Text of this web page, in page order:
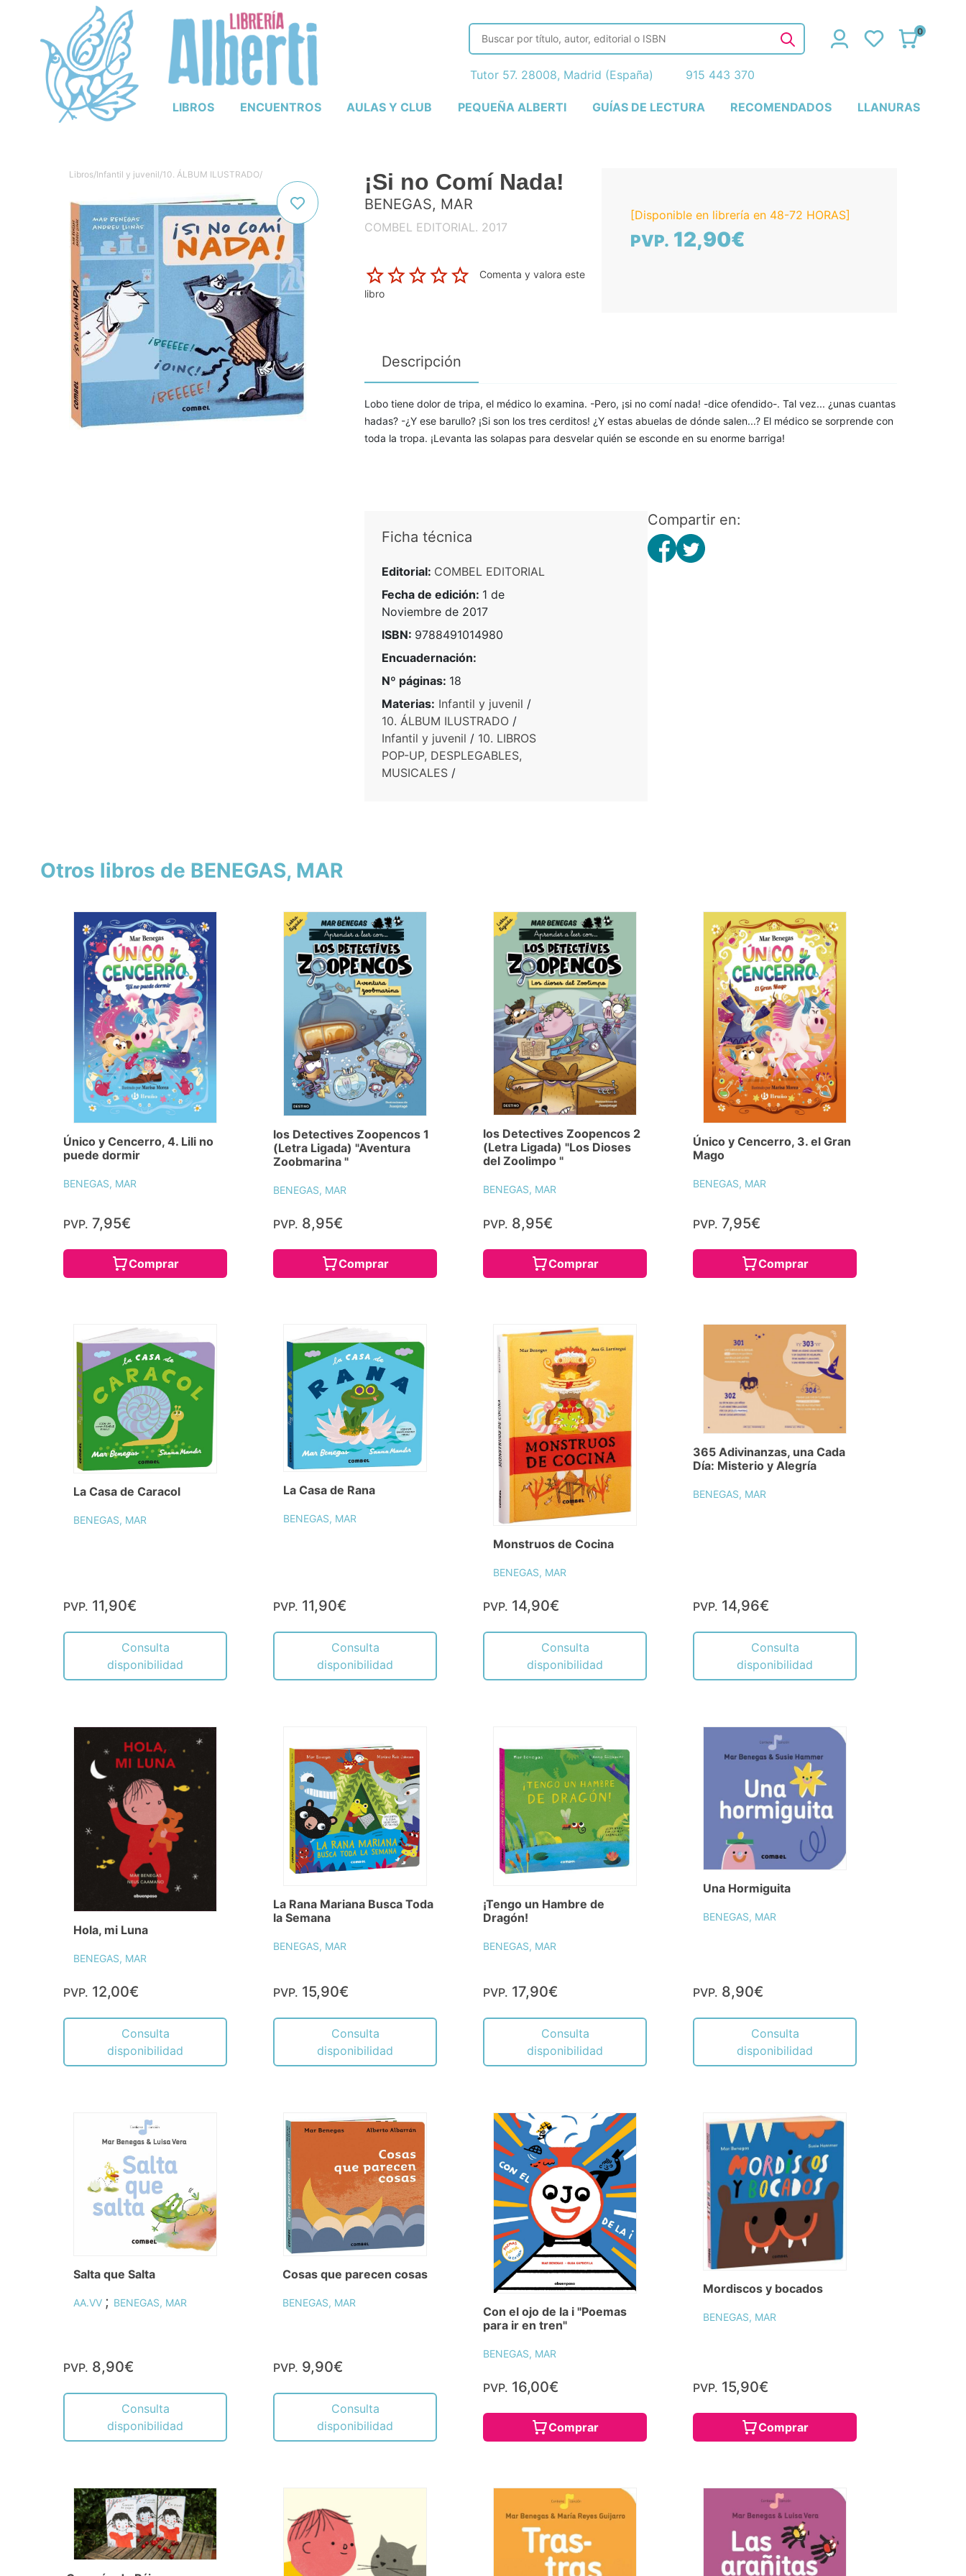
LIBROS ENCUENTROS AULAS Y CLUB PEQUEÑA ALBERTI GUÍAS DE LECTURA RECOMENDADOS LLANURAS
0
Tutor 57. 28008, Madrid (España) 915 443 370
Libros/Infantil y juvenil/10. ÁLBUM ILUSTRADO/ ¡Si no Comí Nada!
BENEGAS, MAR
COMBEL EDITORIAL. 2017
Comenta y valora este
libro
[Disponible en librería en 48-72 HORAS]
PVP. 12,90€
Descripción
Lobo tiene dolor de tripa, el médico lo examina. -Pero, ¡si no comí nada! -dice ofendido-. Tal vez... ¿unas cuantas
hadas? -¿Y ese barullo? ¡Si son los tres cerditos! ¿Y estas abuelas de dónde salen...? El médico se sorprende con
toda la tropa. ¡Levanta las solapas para desvelar quién se esconde en su enorme barriga!
Ficha técnica
Editorial: COMBEL EDITORIAL
Fecha de edición: 1 de
Noviembre de 2017
ISBN: 9788491014980
Encuadernación:
Nº páginas: 18
Materias: Infantil y juvenil /
10. ÁLBUM ILUSTRADO/
Infantil y juvenil / 10. LIBROS
POP-UP, DESPLEGABLES,
MUSICALES/
Compartir en:
Otros libros de BENEGAS, MAR
Único y Cencerro, 4. Lili no
puede dormir
BENEGAS, MAR
PVP. 7,95€
Comprar
los Detectives Zoopencos 1
(Letra Ligada) "Aventura
Zoobmarina "
BENEGAS, MAR
PVP. 8,95€
Comprar
los Detectives Zoopencos 2
(Letra Ligada) "Los Dioses
del Zoolimpo "
BENEGAS, MAR
PVP. 8,95€
Comprar
Único y Cencerro, 3. el Gran
Mago
BENEGAS, MAR
PVP. 7,95€
Comprar
La Casa de Caracol
BENEGAS, MAR
PVP. 11,90€
Consulta
disponibilidad
La Casa de Rana
BENEGAS, MAR
PVP. 11,90€
Consulta
disponibilidad
Monstruos de Cocina
BENEGAS, MAR
PVP. 14,90€
Consulta
disponibilidad
365 Adivinanzas, una Cada
Día: Misterio y Alegría
BENEGAS, MAR
PVP. 14,96€
Consulta
disponibilidad
Hola, mi Luna
BENEGAS, MAR
PVP. 12,00€
Consulta
disponibilidad
La Rana Mariana Busca Toda
la Semana
BENEGAS, MAR
PVP. 15,90€
Consulta
disponibilidad
¡Tengo un Hambre de
Dragón!
BENEGAS, MAR
PVP. 17,90€
Consulta
disponibilidad
Una Hormiguita
BENEGAS, MAR
PVP. 8,90€
Consulta
disponibilidad
Salta que Salta
AA.VV ; BENEGAS, MAR
PVP. 8,90€
Consulta
disponibilidad
Cosas que parecen cosas
BENEGAS, MAR
PVP. 9,90€
Consulta
disponibilidad
Con el ojo de la i "Poemas
para ir en tren"
BENEGAS, MAR
PVP. 16,00€
Comprar
Mordiscos y bocados
BENEGAS, MAR
PVP. 15,90€
Comprar